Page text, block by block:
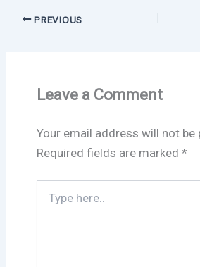
PREVIOUS
Leave a Comment
Your email address will not be
Required fields are marked *
here..